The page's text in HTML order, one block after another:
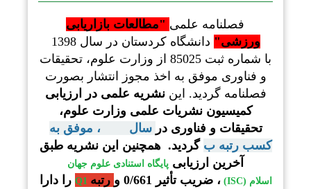
فصلنامه علمی "مطالعات بازاریابی
ورزشی" دانشگاه کردستان
در سال 1398
با
شماره ثبت 85025 از وزارت علوم، تحقیقات
و فناوری موفق به اخذ مجوز انتشار بصورت
فصلنامه گردید. ایننشریه علمیدر ارزیابی
کمیسیون نشریات علمی وزارت علوم،
تحقیقات و فناوری در سال 1403، موفق به
کسب رتبه ب گردید. همچنین این نشریه طبق
آخرین ارزیابی پایگاه استنادی علوم جهان
اسلام (ISC)
، ضریب تأثیر 0/661 و رتبه
را دارا